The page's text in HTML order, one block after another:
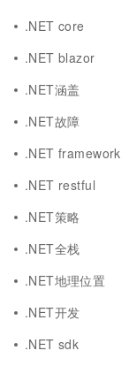
.NET core
.NET blazor
.NET涵盖
.NET故障
.NET framework
.NET restful
.NET策略
.NET全栈
.NET地理位置
.NET开发
.NET sdk